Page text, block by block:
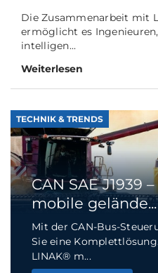
Die Zusammenarbeit mit
ermöglicht es
intelligen...
Weiterlesen
TECHNIK & TRENDS
CAN SAE J1939
mobile gelände...
Mit der CAN-Bus-
Sie eine
LINAK® m...